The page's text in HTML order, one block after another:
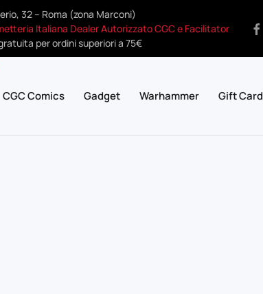
32 – Roma (zona Marconi)
Italiana Dealer Autorizzato CGC e Facilitator
per ordini superiori a 75€
CGC Comics Gadget Warhammer Gift Card